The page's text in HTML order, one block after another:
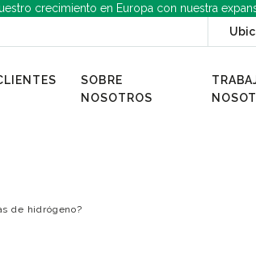
crecimiento en Europa con nuestra
SOBRE
NOSOTROS
de hidrógeno?